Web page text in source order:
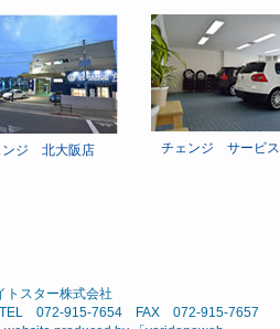
ンジ 北大阪店 チェンジ サービ
スター株式会社
TEL 072-915-7654 FAX 072-915-7657